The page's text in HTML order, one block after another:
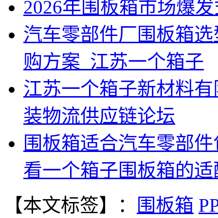
2026年围板箱市场爆
汽车零部件厂围板箱
购方案_江苏一个箱子
江苏一个箱子新材料
装物流供应链论坛
围板箱适合汽车零部
看一个箱子围板箱的适
【本文标签】：
围板箱